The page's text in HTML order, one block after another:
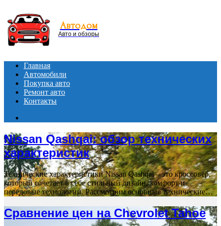
Автодом
Авто и обзоры
Главная
Автомобили
Покупка авто
Ремонт авто
Контакты
Nissan Qashqai: обзор технических
характеристик
Технические характеристики Nissan Qashqai – это кроссовер,
который сочетает в себе стильный дизайн, комфорт и
передовые технологии. Рассмотрим основные технические…
Сравнение цен на Chevrolet Tahoe